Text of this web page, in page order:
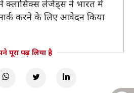
लेजेंड्स ने भारत में
करने के लिए आवेदन किया
पूरा पढ़ लिया है